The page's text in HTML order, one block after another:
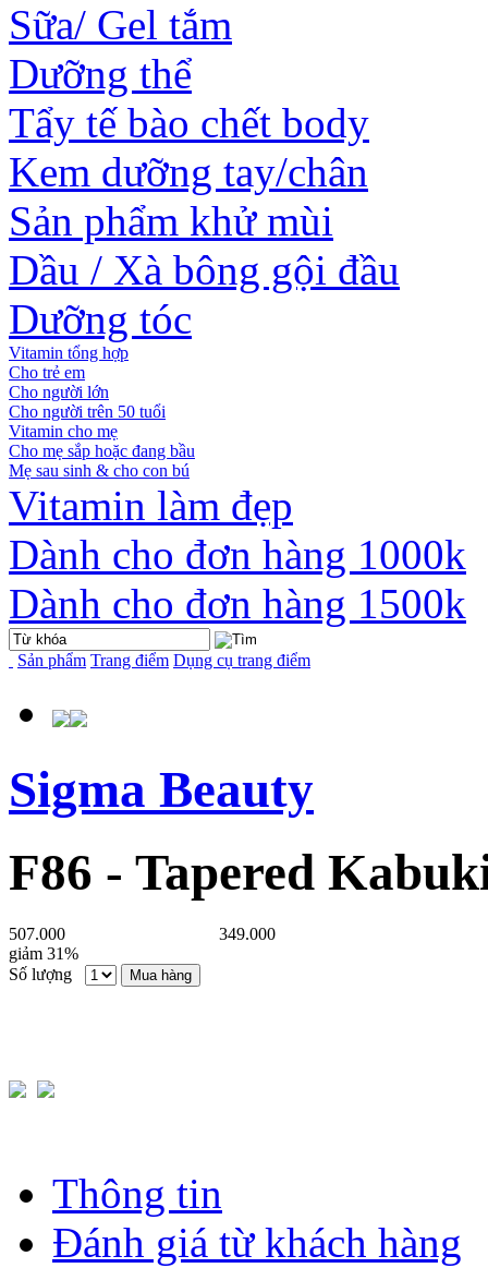
Sữa/ Gel tắm
Dưỡng thể
Tẩy tế bào chết body
Kem dưỡng tay/chân
Sản phẩm khử mùi
Dầu / Xà bông gội đầu
Dưỡng tóc
Vitamin tổng hợp
Cho trẻ em
Cho người lớn
Cho người trên 50 tuổi
Vitamin cho mẹ
Cho mẹ sắp hoặc đang bầu
Mẹ sau sinh & cho con bú
Vitamin làm đẹp
Dành cho đơn hàng 1000k
Dành cho đơn hàng 1500k
Sản phẩm Trang điểm Dụng cụ trang điểm
Sigma Beauty
F86 - Tapered
507.000
349.000
giảm 31%
Số lượng
Mua hàng
Thông tin
Đánh giá từ khách hàng